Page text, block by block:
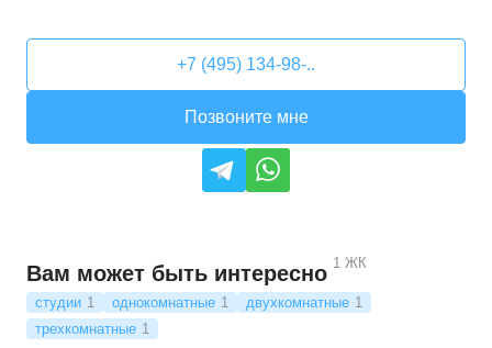
+7 (495) 134-98-..
Позвоните мне
Вам может быть интересно 1 ЖК
студии 1 однокомнатные 1 двухкомнатные 1
трехкомнатные 1